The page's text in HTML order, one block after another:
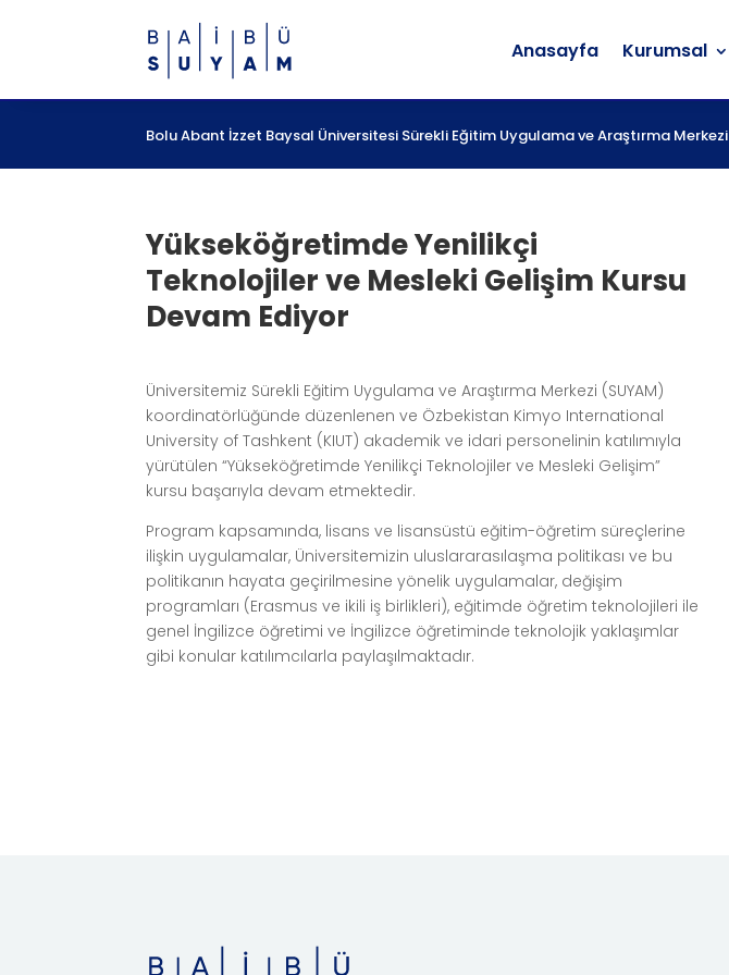
Anasayfa Kurumsal
Anasayfa Kurumsal
Bolu Abant İzzet Baysal Üniversitesi Sürekli Eğitim Uygulama ve Araştırma Merkezi
Yükseköğretimde Yenilikçi
Teknolojiler ve Mesleki Gelişim Kursu
Devam Ediyor
Üniversitemiz Sürekli Eğitim Uygulama ve Araştırma Merkezi (SUYAM)
koordinatörlüğünde düzenlenen ve Özbekistan Kimyo International
University of Tashkent (KIUT) akademik ve idari personelinin katılımıyla
yürütülen “Yükseköğretimde Yenilikçi Teknolojiler ve Mesleki Gelişim”
kursu başarıyla devam etmektedir.
Program kapsamında, lisans ve lisansüstü eğitim-öğretim süreçlerine
ilişkin uygulamalar, Üniversitemizin uluslararasılaşma politikası ve bu
politikanın hayata geçirilmesine yönelik uygulamalar, değişim
programları (Erasmus ve ikili iş birlikleri), eğitimde öğretim teknolojileri ile
genel İngilizce öğretimi ve İngilizce öğretiminde teknolojik yaklaşımlar
gibi konular katılımcılarla paylaşılmaktadır.